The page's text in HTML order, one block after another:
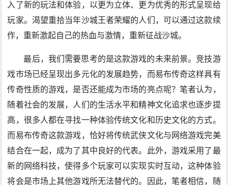
入了新的玩法和体验，以更为立体、更为优秀的形式呈现给
玩家。渴望重拾当年沙城王者荣耀的人们，可以通过这款续
作，重新激起自己的热血与激情，重新征战沙城。
最后，我们需要思考的是这款游戏的未来前景。竞技游
戏市场已经呈现出多元化的发展趋势，而易布传奇这样具有
传奇性质的游戏，是否还能成为市场的亮点呢？笔者认为，
随着社会的发展，人们的生活水平和精神文化追求也逐步提
高，很多人都在寻找一种体验传统文化和历史文化的方式。
而易布传奇这款游戏，恰好将传统武侠文化与网络游戏完美
结合在一起，成为了其中良好的代表。此外，游戏采用了最
新的网络科技，使得多个玩家可以实现实时互动，这种体验
将会是市场上其他游戏所无法替代的。因此，笔者相信，随